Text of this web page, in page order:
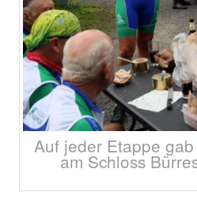
Auf jeder Etappe
am Schloss